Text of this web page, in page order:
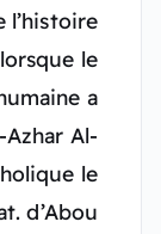
l’histoire
le
a
Azhar Al-
le
d’Abou